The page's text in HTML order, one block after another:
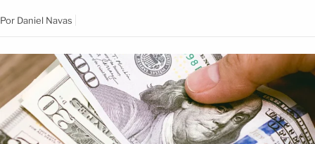
Por Daniel Navas